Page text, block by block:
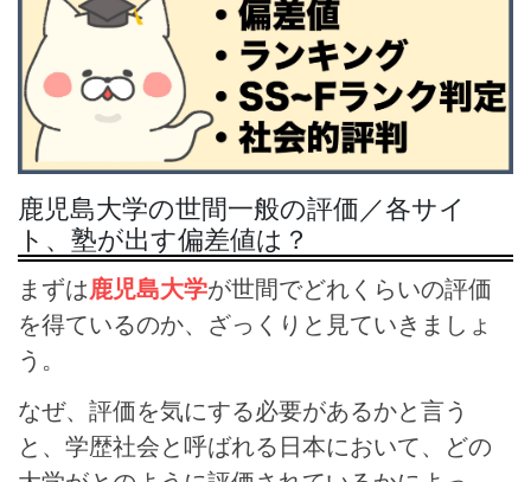
鹿児島大学の世間一般の評価／各サイ
ト、塾が出す偏差値は？
まずは鹿児島大学が世間でどれくらいの評価
を得ているのか、ざっくりと見ていきましょ
う。
なぜ、評価を気にする必要があるかと言う
と、学歴社会と呼ばれる日本において、どの